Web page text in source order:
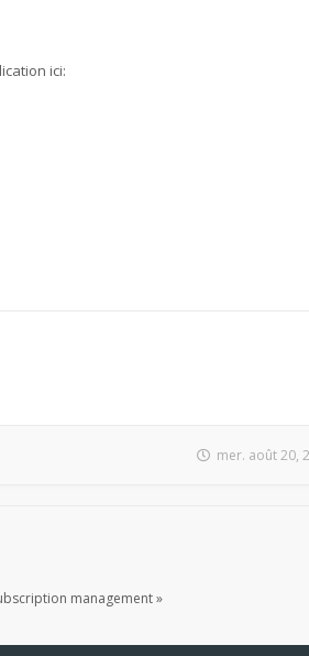
ici:
mer. août 20,
management »